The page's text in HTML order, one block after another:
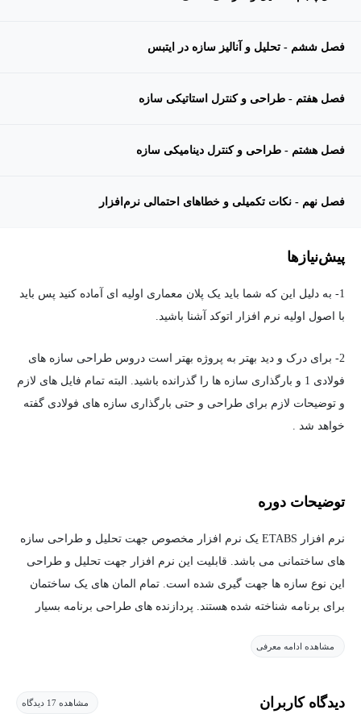
فصل ششم - تحلیل و آنالیز سازه در ایتبس
فصل هفتم - طراحی و کنترل استاتیکی سازه
فصل هشتم - طراحی و کنترل دینامیکی سازه
فصل نهم - نکات تکمیلی و خطاهای احتمالی نرم‌افزار
پیش‌نیاز‌ها
1- به دلیل این که شما باید یک پلان معماری اولیه ای آماده کنید پس باید
با اصول اولیه نرم افزار اتوکد آشنا باشید.
2- برای درک و دید بهتر به پروژه بهتر است دروس طراحی سازه های
فولادی 1 و بارگذاری سازه ها را گذرانده باشید. البته تمام فایل های لازم
و توضیحات لازم برای طراحی و حتی بارگذاری سازه های فولادی گفته
خواهد شد .
توضیحات دوره
نرم افزار ETABS یک نرم افزار مخصوص جهت تحلیل و طراحی سازه
های ساختمانی می باشد. قابلیت این نرم افزار جهت تحلیل و طراحی
این نوع سازه ها جهت گیری شده است. تمام المان های یک ساختمان
برای برنامه شناخته شده هستند. پردازنده های طراحی برنامه بسیار
طراحی کرد.
این برنامه برای سیستم های ساختمانی تهیه شده است. ایده برنامه های
ساختمانی 35 سال پیش مطرح شده است . در هر حال نیاز به برنامه
مشاهده ادامه معرفی
دیدگاه کاربران مشاهده 17 دیدگاه